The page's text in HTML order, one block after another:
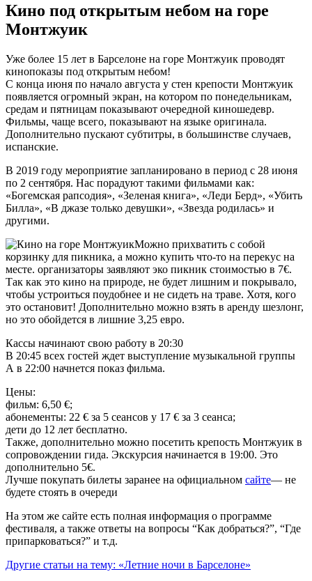
Кино под открытым небом на горе
Монтжуик
Уже более 15 лет в Барселоне на горе Монтжуик проводят
кинопоказы под открытым небом!
С конца июня по начало августа у стен крепости Монтжуик
появляется огромный экран, на котором по понедельникам,
средам и пятницам показывают очередной киношедевр.
Фильмы, чаще всего, показывают на языке оригинала.
Дополнительно пускают субтитры, в большинстве случаев,
испанские.
В 2019 году мероприятие запланировано в период с 28 июня
по 2 сентября. Нас порадуют такими фильмами как:
«Богемская рапсодия», «Зеленая книга», «Леди Берд», «Убить
Билла», «В джазе только девушки», «Звезда родилась» и
другими.
Можно прихватить с собой
корзинку для пикника, а можно купить что-то на перекус на
месте. организаторы заявляют эко пикник стоимостью в 7€.
Так как это кино на природе, не будет лишним и покрывало,
чтобы устроиться поудобнее и не сидеть на траве. Хотя, кого
это остановит! Дополнительно можно взять в аренду шезлонг,
но это обойдется в лишние 3,25 евро.
Кассы начинают свою работу в 20:30
В 20:45 всех гостей ждет выступление музыкальной группы
А в 22:00 начнется показ фильма.
Цены:
фильм: 6,50 €;
абонементы: 22 € за 5 сеансов y 17 € за 3 сеанса;
дети до 12 лет бесплатно.
Также, дополнительно можно посетить крепость Монтжуик в
сопровождении гида. Экскурсия начинается в 19:00. Это
дополнительно 5€.
Лучше покупать билеты заранее на официальном сайте— не
будете стоять в очереди
На этом же сайте есть полная информация о программе
фестиваля, а также ответы на вопросы “Как добраться?”, “Где
припарковаться?” и т.д.
Другие статьи на тему: «Летние ночи в Барселоне»